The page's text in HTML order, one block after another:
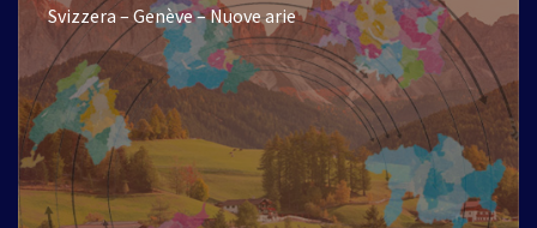
Svizzera – Genève – Nuove arie